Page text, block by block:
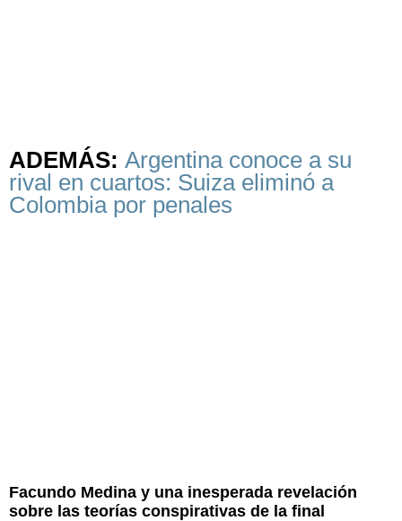
ADEMÁS: Argentina conoce a su
rival en cuartos: Suiza eliminó a
Colombia por penales
Facundo Medina y una inesperada revelación
sobre las teorías conspirativas de la final